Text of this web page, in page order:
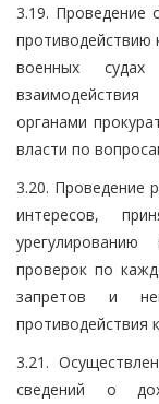
3.19. Проведение
противодействию
военных
органами
власти по
3.20. Проведение
интересов,
проверок по
запретов и
противодействия
3.21.
сведений о